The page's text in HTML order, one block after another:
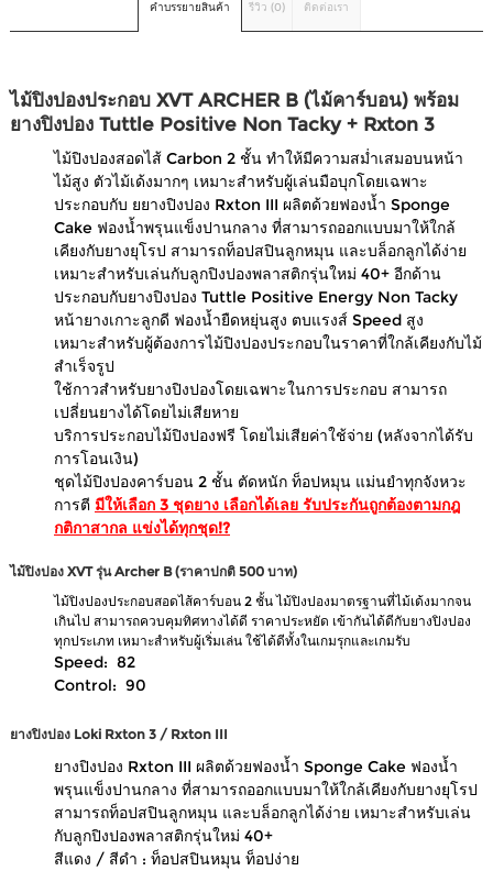
คำบรรยายสินค้า รีวิว (0) ติดต่อเรา
ไม้ปิงปองประกอบ XVT ARCHER B (ไม้คาร์บอน) พร้อม
ยางปิงปอง Tuttle Positive Non Tacky + Rxton 3
ไม้ปิงปองสอดไส้ Carbon 2 ชั้น ทำให้มีความสม่ำเสมอบนหน้า
ไม้สูง ตัวไม้เด้งมากๆ เหมาะสำหรับผู้เล่นมือบุกโดยเฉพาะ
ประกอบกับ ยยางปิงปอง Rxton III ผลิตด้วยฟองน้ำ Sponge
Cake ฟองน้ำพรุนแข็งปานกลาง ที่สามารถออกแบบมาให้ใกล้
เคียงกับยางยุโรป สามารถท็อปสปินลูกหมุน และบล็อกลูกได้ง่าย
เหมาะสำหรับเล่นกับลูกปิงปองพลาสติกรุ่นใหม่ 40+ อีกด้าน
ประกอบกับยางปิงปอง Tuttle Positive Energy Non Tacky
หน้ายางเกาะลูกดี ฟองน้ำยืดหยุ่นสูง ตบแรงส์ Speed สูง
เหมาะสำหรับผู้ต้องการไม้ปิงปองประกอบในราคาที่ใกล้เคียงกับไม้
สำเร็จรูป
ใช้กาวสำหรับยางปิงปองโดยเฉพาะในการประกอบ สามารถ
เปลี่ยนยางได้โดยไม่เสียหาย
บริการประกอบไม้ปิงปองฟรี โดยไม่เสียค่าใช้จ่าย (หลังจากได้รับ
การโอนเงิน)
ชุดไม้ปิงปองคาร์บอน 2 ชั้น ตัดหนัก ท็อปหมุน แม่นยำทุกจังหวะ
การตี มีให้เลือก 3 ชุดยาง เลือกได้เลย รับประกันถูกต้องตามกฎ
กติกาสากล แข่งได้ทุกชุด!?
ไม้ปิงปอง XVT รุ่น Archer B (ราคาปกติ 500 บาท)
ไม้ปิงปองประกอบสอดไส้คาร์บอน 2 ชั้น ไม้ปิงปองมาตรฐานที่ไม้เด้งมากจน
เกินไป สามารถควบคุมทิศทางได้ดี ราคาประหยัด เข้ากันได้ดีกับยางปิงปอง
ทุกประเภท เหมาะสำหรับผู้เริ่มเล่น ใช้ได้ดีทั้งในเกมรุกและเกมรับ
Speed: 82
Control: 90
ยางปิงปอง Loki Rxton 3 / Rxton III
ยางปิงปอง Rxton III ผลิตด้วยฟองน้ำ Sponge Cake ฟองน้ำ
พรุนแข็งปานกลาง ที่สามารถออกแบบมาให้ใกล้เคียงกับยางยุโรป
สามารถท็อปสปินลูกหมุน และบล็อกลูกได้ง่าย เหมาะสำหรับเล่น
กับลูกปิงปองพลาสติกรุ่นใหม่ 40+
สีแดง / สีดำ : ท็อปสปินหมุน ท็อปง่าย